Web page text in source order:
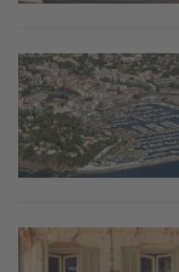
Image
Image